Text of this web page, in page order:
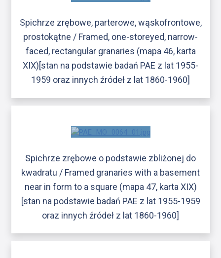
Spichrze zrębowe, parterowe, wąskofrontowe,
prostokątne / Framed, one-storeyed, narrow-
faced, rectangular granaries (mapa 46, karta
XIX)[stan na podstawie badań PAE z lat 1955-
1959 oraz innych źródeł z lat 1860-1960]
Spichrze zrębowe o podstawie zbliżonej do
kwadratu / Framed granaries with a basement
near in form to a square (mapa 47, karta XIX)
[stan na podstawie badań PAE z lat 1955-1959
oraz innych źródeł z lat 1860-1960]